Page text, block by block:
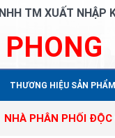
TM XUẤT NHẬP
THƯƠNG HIỆU SẢN PHẨM
PHỐI ĐỘC QUYỀN